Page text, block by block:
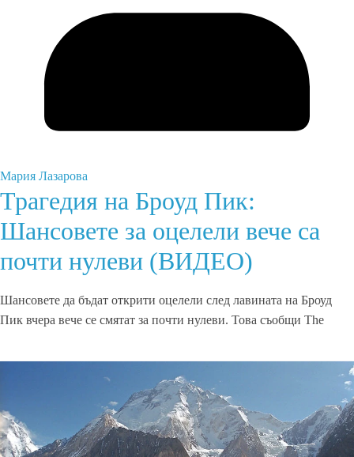
Мария Лазарова
Трагедия на Броуд Пик:
Шансовете за оцелели вече са
почти нулеви (ВИДЕО)
Шансовете да бъдат открити оцелели след лавината на Броуд
Пик вчера вече се смятат за почти нулеви. Това съобщи The